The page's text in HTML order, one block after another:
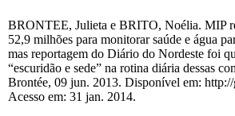
BRONTEE, Julieta e BRITO, Noélia. MIP
52,9 milhões para monitorar saúde e água
mas reportagem do Diário do Nordeste foi
“escuridão e sede” na rotina diária dessas
Brontée, 09 jun. 2013. Disponível em:
Acesso em: 31 jan. 2014.